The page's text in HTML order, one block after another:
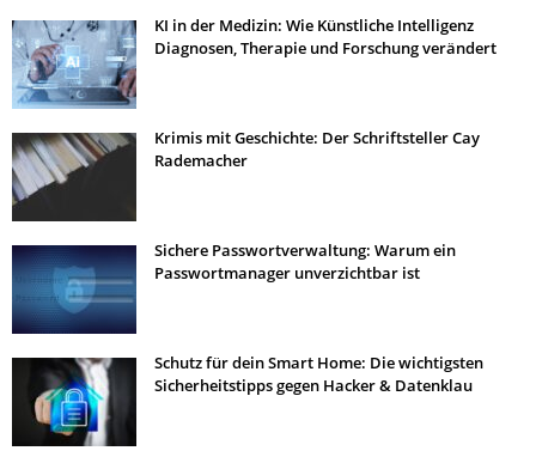
KI in der Medizin: Wie Künstliche Intelligenz
Diagnosen, Therapie und Forschung verändert
Krimis mit Geschichte: Der Schriftsteller Cay
Rademacher
Sichere Passwortverwaltung: Warum ein
Passwortmanager unverzichtbar ist
Schutz für dein Smart Home: Die wichtigsten
Sicherheitstipps gegen Hacker & Datenklau